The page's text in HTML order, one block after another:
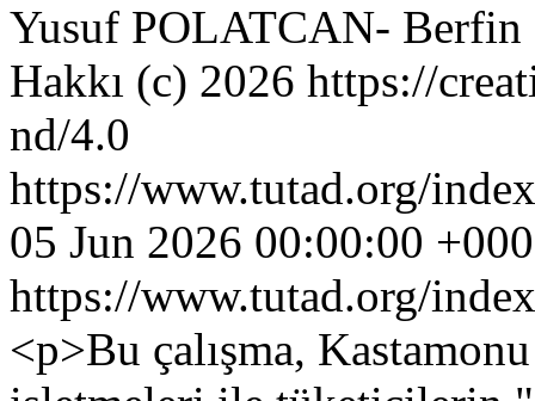
Yusuf POLATCAN-
Hakkı (c) 2026 https://
nd/4.0
https://www.tutad.org/
05 Jun 2026 00:00:00
https://www.tutad.org/
<p>Bu çalışma,